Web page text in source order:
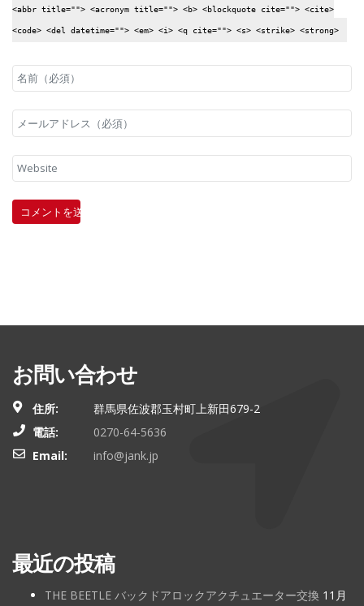
<abbr title=""> <acronym title=""> <b> <blockquote cite=""> <cite>
<code> <del datetime=""> <em> <i> <q cite=""> <s> <strike> <strong>
お問い合わせ
住所:
群馬県佐波郡玉村町上新田679-2
電話:
0270-64-5636
Email:
info@jank.jp
最近の投稿
THE BEETLE バックドアロックアクチュエーター交換 11月